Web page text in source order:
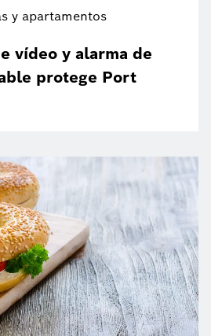
y apartamentos
vídeo y alarma de
protege Port